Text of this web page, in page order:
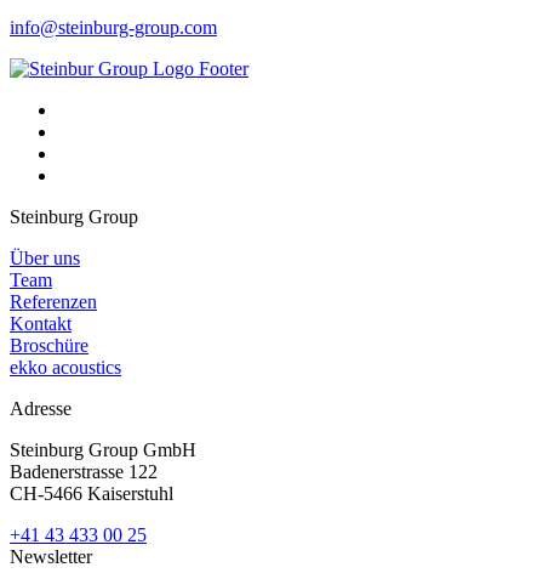
info@steinburg-group.com
Steinburg Group
Über uns
Team
Referenzen
Kontakt
Broschüre
ekko acoustics
Adresse
Steinburg Group GmbH
Badenerstrasse 122
CH-5466 Kaiserstuhl
+41 43 433 00 25
Newsletter